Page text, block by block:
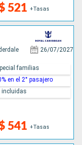
521 +Tasas
26/07/2027
541 +Tasas
familias
en el 2° pasajero
incluidas